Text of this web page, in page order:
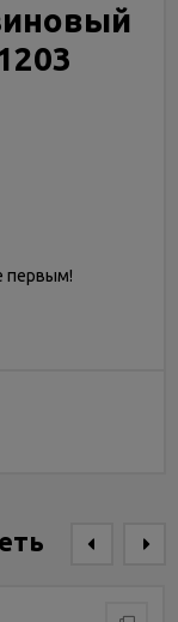
первым!